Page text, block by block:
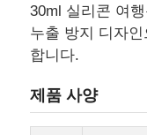
30ml 실리콘 여
누출 방지 디자
합니다.
제품 사양